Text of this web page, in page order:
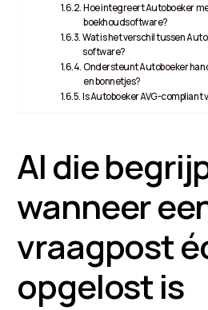
Hoe integreert Autoboeker
boekhoudsoftware?
Wat is het verschil tussen
software?
Ondersteunt Autoboeker
en bonnetjes?
Is Autoboeker AVG-
AI die
wanneer
vraagpost
opgelost is